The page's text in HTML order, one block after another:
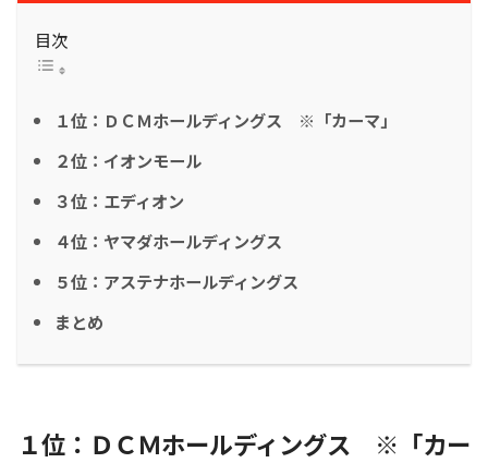
目次
１位：ＤＣＭホールディングス ※「カーマ」
２位：イオンモール
３位：エディオン
４位：ヤマダホールディングス
５位：アステナホールディングス
まとめ
１位：ＤＣＭホールディングス ※「カー